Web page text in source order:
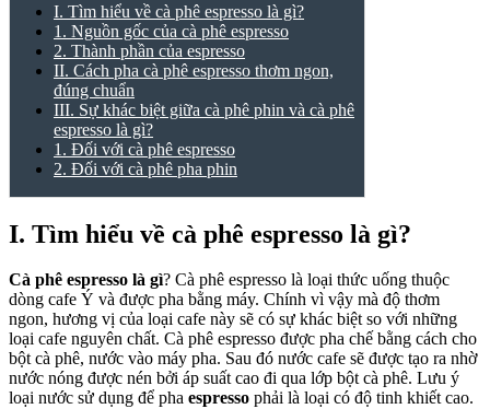
I. Tìm hiểu về cà phê espresso là gì?
1. Nguồn gốc của cà phê espresso
2. Thành phần của espresso
II. Cách pha cà phê espresso thơm ngon,
đúng chuẩn
III. Sự khác biệt giữa cà phê phin và cà phê
espresso là gì?
1. Đối với cà phê espresso
2. Đối với cà phê pha phin
I. Tìm hiểu về cà phê espresso là gì?
Cà phê espresso là gì? Cà phê espresso là loại thức uống thuộc
dòng cafe Ý và được pha bằng máy. Chính vì vậy mà độ thơm
ngon, hương vị của loại cafe này sẽ có sự khác biệt so với những
loại cafe nguyên chất. Cà phê espresso được pha chế bằng cách cho
bột cà phê, nước vào máy pha. Sau đó nước cafe sẽ được tạo ra nhờ
nước nóng được nén bởi áp suất cao đi qua lớp bột cà phê. Lưu ý
loại nước sử dụng để pha espresso phải là loại có độ tinh khiết cao.